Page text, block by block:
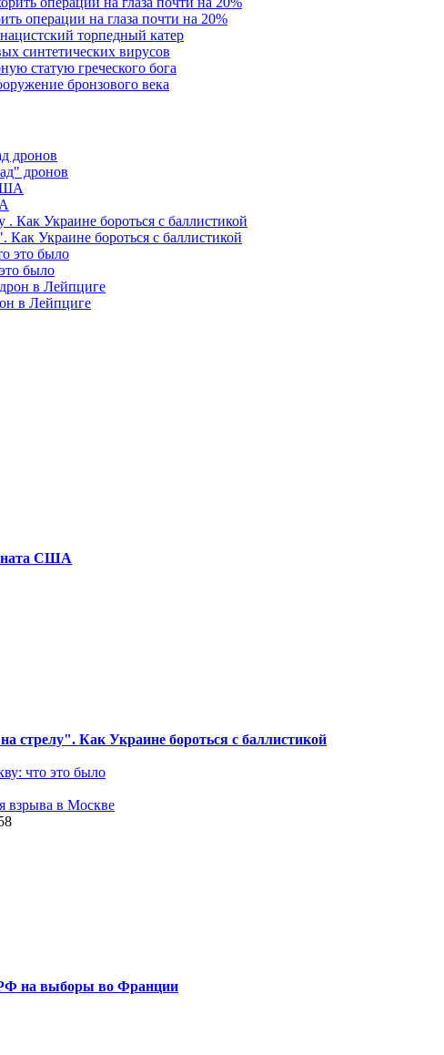
операции на глаза почти на 20%
торпедный катер
синтетических вирусов
статую греческого бога
бронзового века
дронов
Как Украине бороться с баллистикой
было
в Лейпциге
США
стрелу". Как Украине бороться с баллистикой
что это было
взрыва в Москве
на выборы во Франции